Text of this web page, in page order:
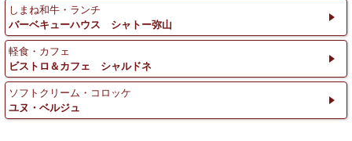
しまね和牛・ランチ
バーベキューハウス シャトー弥山
軽食・カフェ
ビストロ＆カフェ シャルドネ
ソフトクリーム・コロッケ
ユヌ・ベルジュ